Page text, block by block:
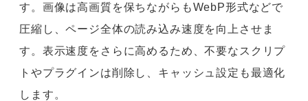
す。画像は高画質を保ちながらもWebP形式などで
圧縮し、ページ全体の読み込み速度を向上させま
す。表示速度をさらに高めるため、不要なスクリプ
トやプラグインは削除し、キャッシュ設定も最適化
します。